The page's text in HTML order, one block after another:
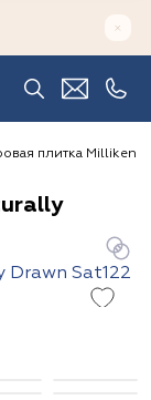
плитка Milliken